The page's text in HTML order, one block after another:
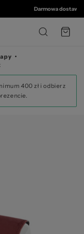
Darmowa dostawa od
400 zł i odbierz